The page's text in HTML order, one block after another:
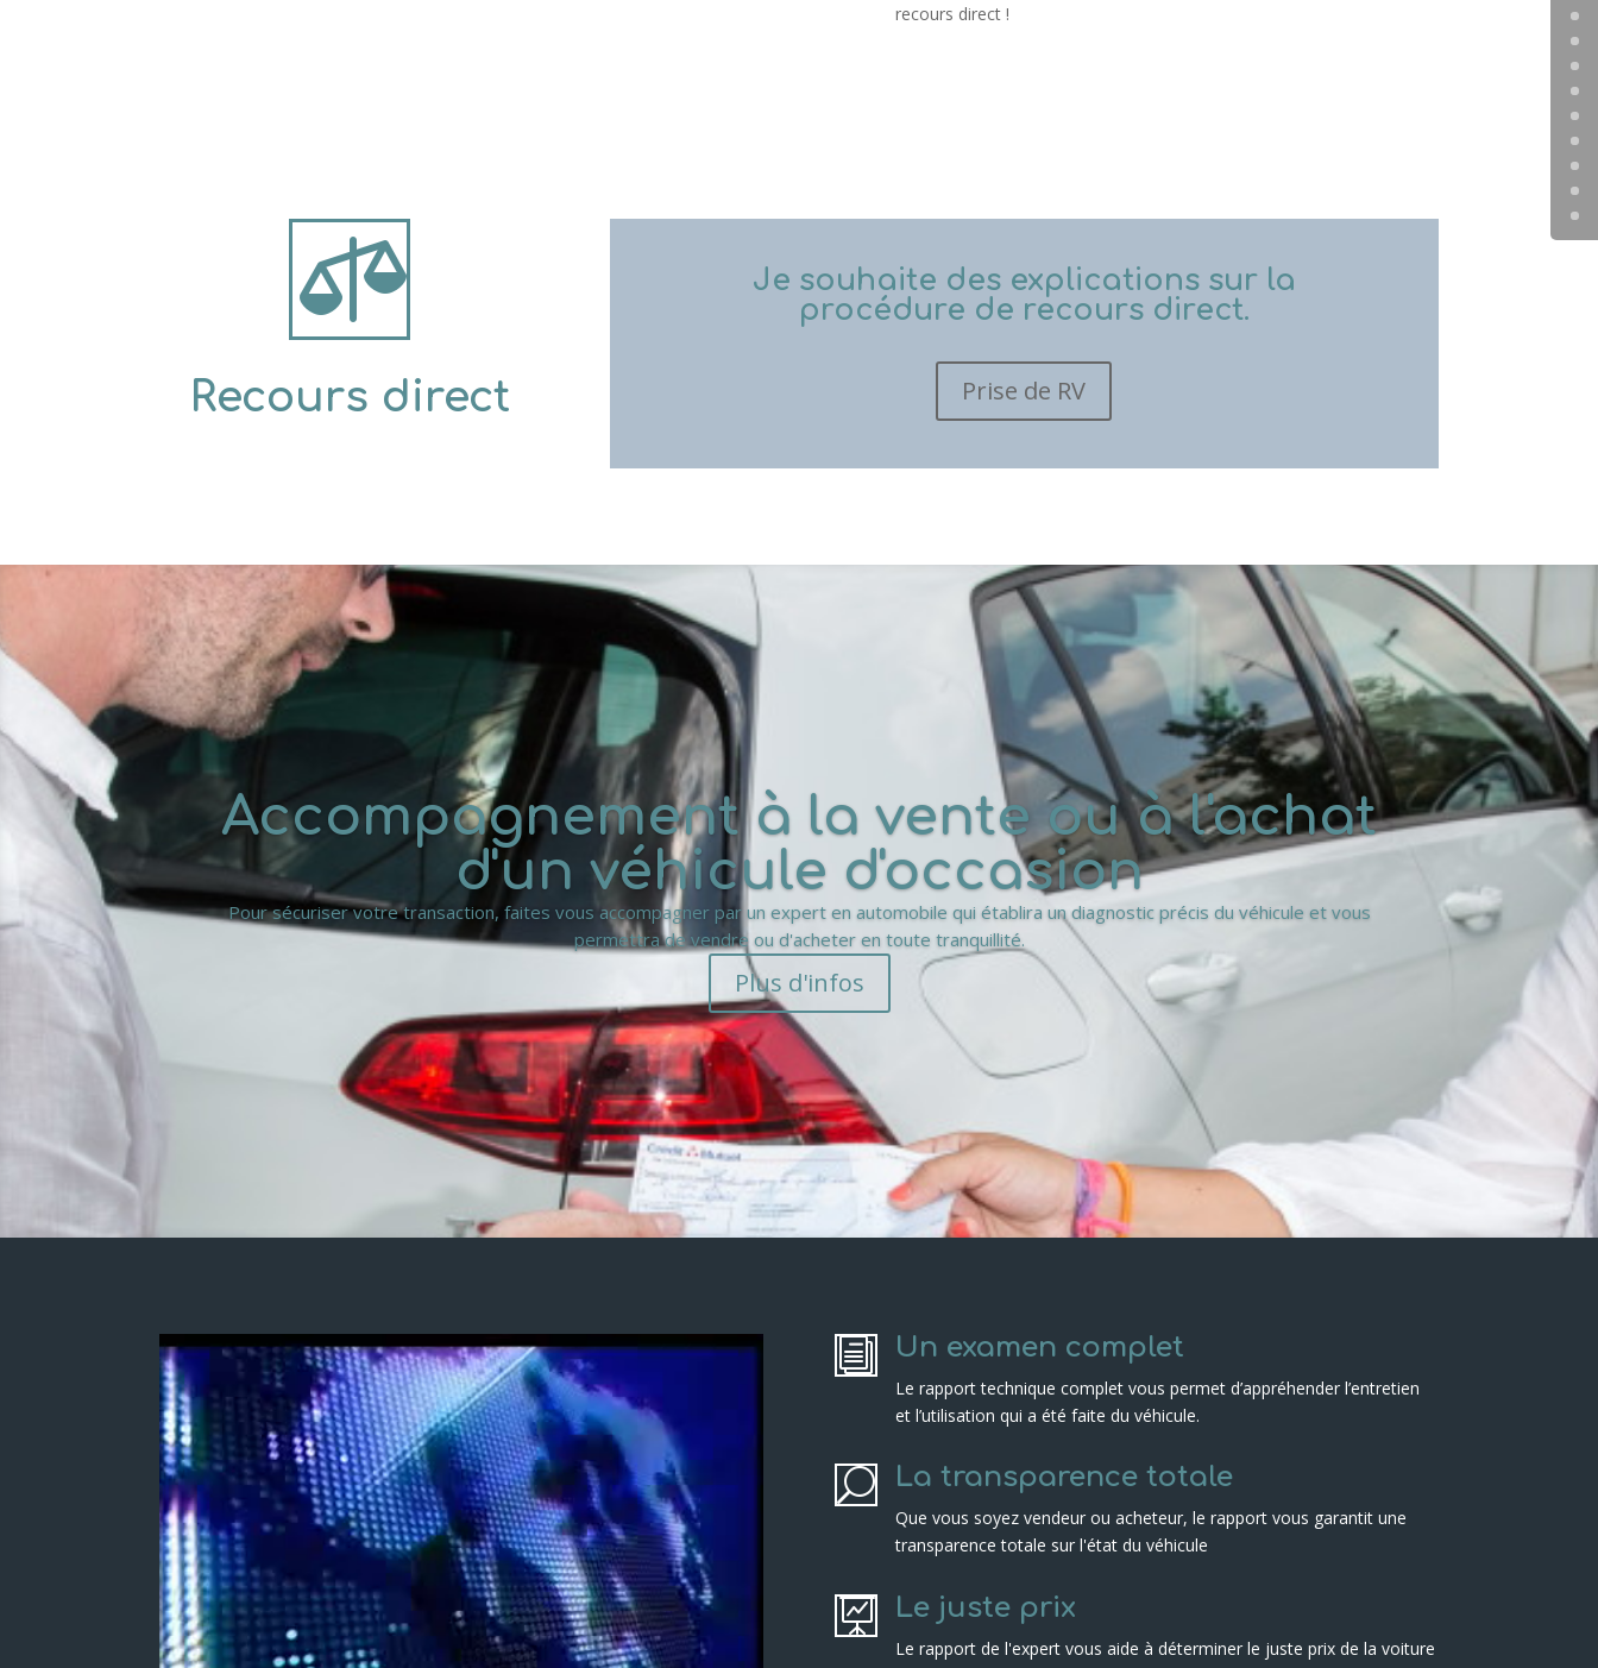
recours direct !

Recours direct
Je souhaite des explications sur la
procédure de recours direct.
Prise de RV
Accompagnement à la vente ou à l'achat
d'un véhicule d'occasion
Pour sécuriser votre transaction, faites vous accompagner par un expert en automobile qui établira un diagnostic précis du véhicule et vous
permettra de vendre ou d'acheter en toute tranquillité.
Plus d'infos
i Un examen complet
Le rapport technique complet vous permet d’appréhender l’entretien
et l’utilisation qui a été faite du véhicule.
U La transparence totale
Que vous soyez vendeur ou acheteur, le rapport vous garantit une
transparence totale sur l'état du véhicule
 Le juste prix
Le rapport de l'expert vous aide à déterminer le juste prix de la voiture